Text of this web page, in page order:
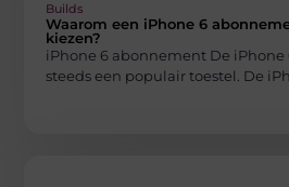
Builds
Waarom een iPhone 6
kiezen?
iPhone 6 abonnement De iPhone
steeds een populair toestel. De